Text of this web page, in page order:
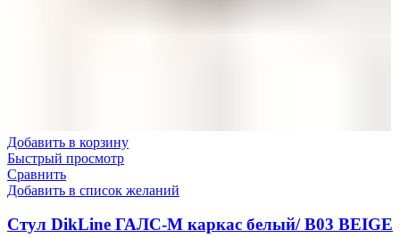
Добавить в корзину
Быстрый просмотр
Сравнить
Добавить в список желаний
Стул DikLine ГАЛС-М каркас белый/ B03 BEIGE